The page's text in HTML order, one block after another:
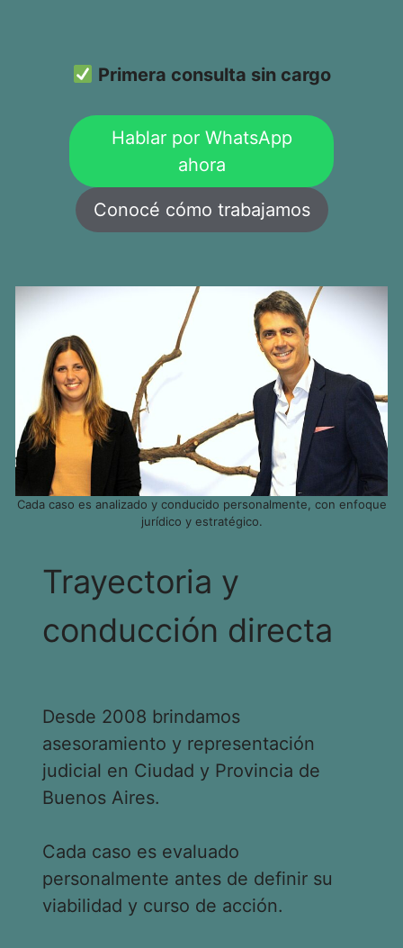
Primera consulta sin cargo
Hablar por WhatsApp
ahora
Conocé cómo trabajamos
Cada caso es analizado y conducido personalmente, con enfoque
jurídico y estratégico.
Trayectoria y
conducción directa
Desde 2008 brindamos
asesoramiento y representación
judicial en Ciudad y Provincia de
Buenos Aires.
Cada caso es evaluado
personalmente antes de definir su
viabilidad y curso de acción.